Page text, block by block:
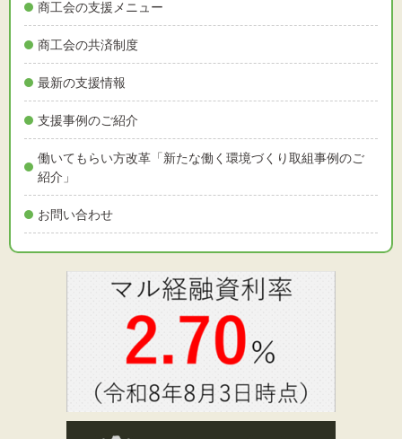
商工会の支援メニュー
商工会の共済制度
最新の支援情報
支援事例のご紹介
働いてもらい方改革「新たな働く環境づくり取組事例のご
紹介」
お問い合わせ